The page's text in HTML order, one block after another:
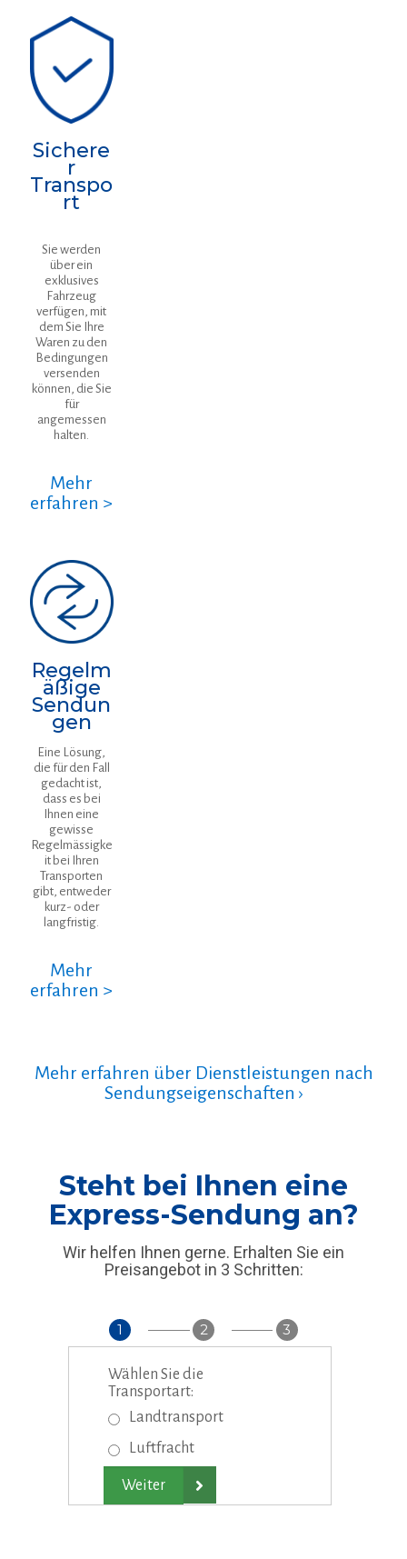
Sichere
r
Transpo
rt
Sie werden
über ein
exklusives
Fahrzeug
verfügen, mit
dem Sie Ihre
Waren zu den
Bedingungen
versenden
können, die Sie
für
angemessen
halten.
Mehr
erfahren >
Regelm
äßige
Sendun
gen
Eine Lösung,
die für den Fall
gedacht ist,
dass es bei
Ihnen eine
gewisse
Regelmässigke
it bei Ihren
Transporten
gibt, entweder
kurz- oder
langfristig.
Mehr
erfahren >
Mehr erfahren über Dienstleistungen nach
Sendungseigenschaften ›
Steht bei Ihnen eine
Express-Sendung an?
Wir helfen Ihnen gerne. Erhalten Sie ein
Preisangebot in 3 Schritten:
1 2 3
Wählen Sie die
Transportart:
Landtransport
Luftfracht
